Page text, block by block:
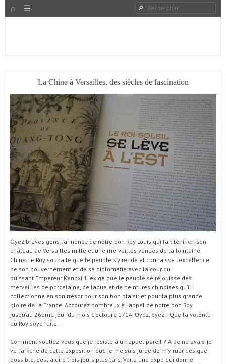
HOME Rechercher
La Chine à Versailles, des siècles de fascination
Oyez braves gens l’annonce de notre bon Roy Louis qui fait tenir en son
château de Versailles mille et une merveilles venues de la lointaine
Chine. Le Roy souhaite que le peuple s’y rende et connaisse l’excellence
de son gouvernement et de sa diplomatie avec la cour du
puissant Empereur Kangxi. Il exige que le peuple se réjouisse des
merveilles de porcelaine, de laque et de peintures chinoises qu’il
collectionne en son trésor pour son bon plaisir et pour la plus grande
gloire de la France. Accourez nombreux à l’appel de notre bon Roy
jusqu’au 26ème jour du mois d’octobre 1714. Oyez, oyez ! Que la volonté
du Roy soye faite.
Comment vouliez-vous que je résiste à un appel pareil ? A peine avais-je
vu l’affiche de cette exposition que je me suis jurée de m’y ruer dès que
possible, c’est à dire trois jours plus tard. Voilà une expo qui donne